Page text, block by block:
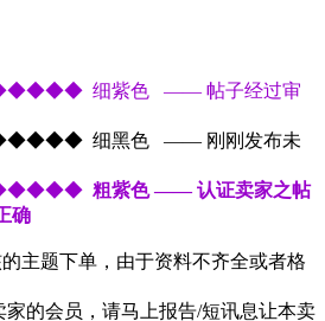
细紫色 —— 帖子经过审
细黑色 —— 刚刚发布未
粗紫色 —— 认证卖家之帖
确
主题下单，由于资料不齐全或者格
的会员，请马上报告/短讯息让本卖